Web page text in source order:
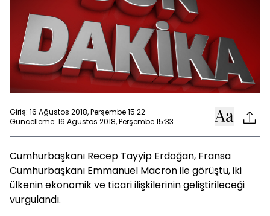
Giriş: 16 Ağustos 2018, Perşembe 15:22
Güncelleme: 16 Ağustos 2018, Perşembe 15:33
Cumhurbaşkanı Recep Tayyip Erdoğan, Fransa
Cumhurbaşkanı Emmanuel Macron ile görüştü, iki
ülkenin ekonomik ve ticari ilişkilerinin geliştirileceği
vurgulandı.